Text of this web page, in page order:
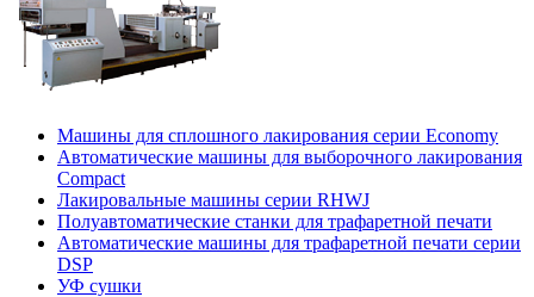
Машины для сплошного лакирования серии Economy
Автоматические машины для выборочного лакирования
Compact
Лакировальные машины серии RHWJ
Полуавтоматические станки для трафаретной печати
Автоматические машины для трафаретной печати серии
DSP
УФ сушки